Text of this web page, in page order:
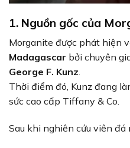
1. Nguồn gốc của
Morganite được phát hiện
Madagascar bởi chuyên
George F. Kunz.
Thời điểm đó, Kunz đang
sức cao cấp Tiffany & Co.
Sau khi nghiên cứu viên đá